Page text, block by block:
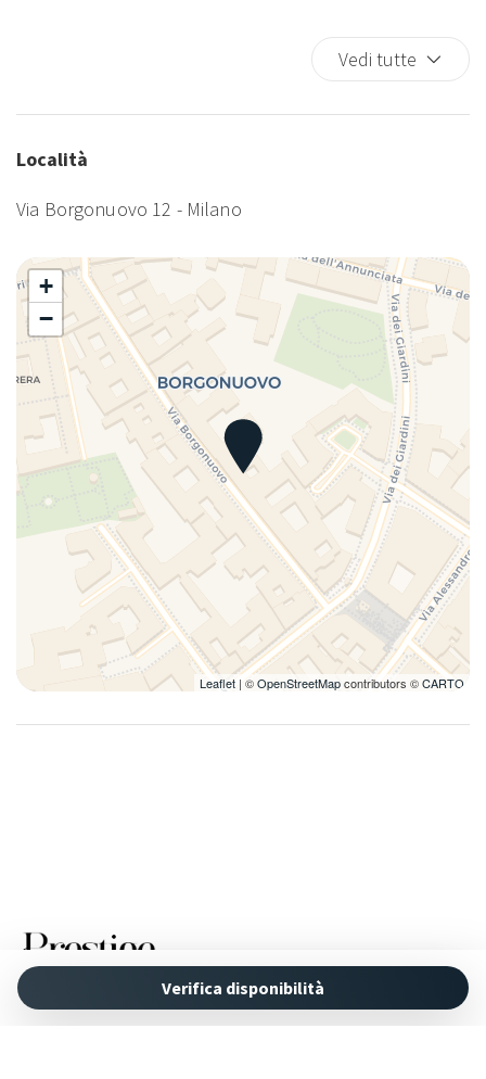
Vedi tutte
Località
Via Borgonuovo 12 - Milano
+
−
Leaflet | ©OpenStreetMapcontributors ©CARTO
Verifica disponibilità
Powered by